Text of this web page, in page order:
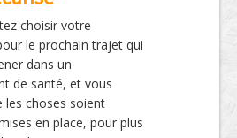
choisir votre
le prochain trajet qui
dans un
de santé, et vous
les choses soient
en place, pour plus